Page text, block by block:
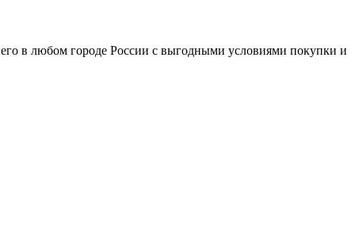
в любом городе России с выгодными условиями покупки и